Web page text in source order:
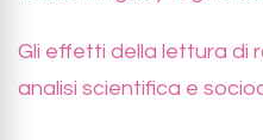
Gli effetti della lettura di
analisi scientifica e